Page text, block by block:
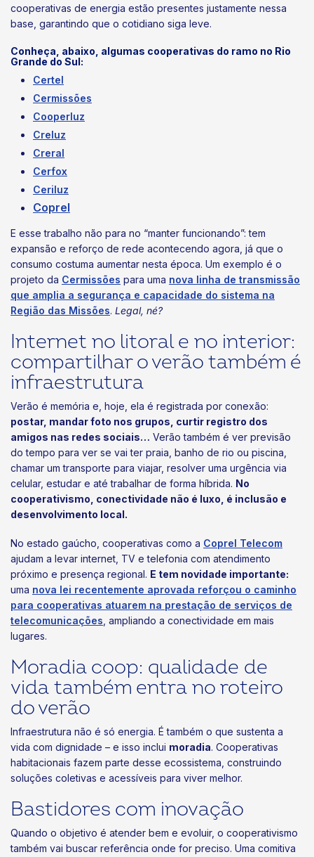
cooperativas de energia estão presentes justamente nessa
base, garantindo que o cotidiano siga leve.
Conheça, abaixo, algumas cooperativas do ramo no Rio
Grande do Sul:
Certel
Cermissões
Cooperluz
Creluz
Creral
Cerfox
Ceriluz
Coprel
E esse trabalho não para no “manter funcionando”: tem
expansão e reforço de rede acontecendo agora, já que o
consumo costuma aumentar nesta época. Um exemplo é o
projeto da Cermissões para uma nova linha de transmissão
que amplia a segurança e capacidade do sistema na
Região das Missões. Legal, né?
Internet no litoral e no interior:
compartilhar o verão também é
infraestrutura
Verão é memória e, hoje, ela é registrada por conexão:
postar, mandar foto nos grupos, curtir registro dos
amigos nas redes sociais… Verão também é ver previsão
do tempo para ver se vai ter praia, banho de rio ou piscina,
chamar um transporte para viajar, resolver uma urgência via
celular, estudar e até trabalhar de forma híbrida. No
cooperativismo, conectividade não é luxo, é inclusão e
desenvolvimento local.
No estado gaúcho, cooperativas como a Coprel Telecom
ajudam a levar internet, TV e telefonia com atendimento
próximo e presença regional. E tem novidade importante:
uma nova lei recentemente aprovada reforçou o caminho
para cooperativas atuarem na prestação de serviços de
telecomunicações , ampliando a conectividade em mais
lugares.
Moradia coop: qualidade de
vida também entra no roteiro
do verão
Infraestrutura não é só energia. É também o que sustenta a
vida com dignidade – e isso inclui moradia. Cooperativas
habitacionais fazem parte desse ecossistema, construindo
soluções coletivas e acessíveis para viver melhor.
Bastidores com inovação
Quando o objetivo é atender bem e evoluir, o cooperativismo
também vai buscar referência onde for preciso. Uma comitiva